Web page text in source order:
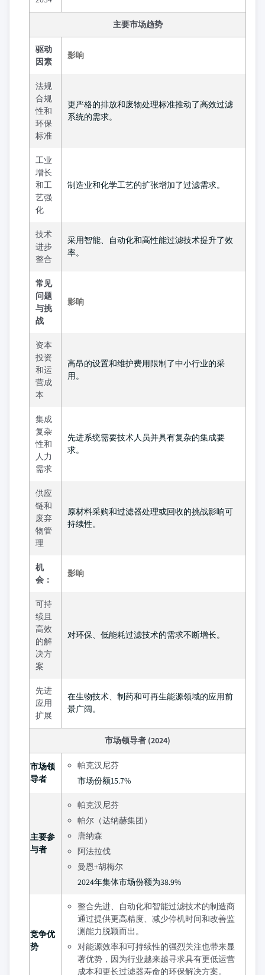
主要市场趋势
驱动
因素
影响
法规
合规
性和
环保
标准
更严格的排放和废物处理标准推动了高效过滤
系统的需求。
工业
增长
和工
艺强
化
制造业和化学工艺的扩张增加了过滤需求。
技术
进步
整合
采用智能、自动化和高性能过滤技术提升了效
率。
常见
问题
与挑
战
影响
资本
投资
和运
营成
本
高昂的设置和维护费用限制了中小行业的采
用。
集成
复杂
性和
人力
需求
先进系统需要技术人员并具有复杂的集成要
求。
供应
链和
废弃
物管
理
原材料采购和过滤器处理或回收的挑战影响可
持续性。
机
会：
影响
可持
续且
高效
的解
决方
案
对环保、低能耗过滤技术的需求不断增长。
先进
应用
扩展
在生物技术、制药和可再生能源领域的应用前
景广阔。
市场领导者 (2024)
市场领
导者
帕克汉尼芬
市场份额15.7%
主要参
与者
帕克汉尼芬
帕尔（达纳赫集团）
唐纳森
阿法拉伐
曼恩+胡梅尔
2024年集体市场份额为38.9%
竞争优
势
整合先进、自动化和智能过滤技术的制造商
通过提供更高精度、减少停机时间和改善监
测能力脱颖而出。
对能源效率和可持续性的强烈关注也带来显
著优势，因为行业越来越寻求具有更低运营
成本和更长过滤器寿命的环保解决方案。